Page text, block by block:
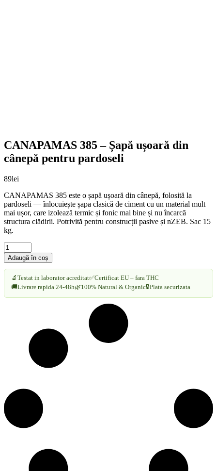
CANAPAMAS 385 – Șapă ușoară din
cânepă pentru pardoseli
89lei
CANAPAMAS 385 este o șapă ușoară din cânepă, folosită la
pardoseli — înlocuiește șapa clasică de ciment cu un material mult
mai ușor, care izolează termic și fonic mai bine și nu încarcă
structura clădirii. Potrivită pentru construcții pasive și nZEB. Sac 15
kg.
CANAPAMAS
385
-
Șapă
ușoară
din
cânepă
Adaugă în coș
🔬 Testat in laborator acreditat✅Certificat EU – fara THC
🚚Livrare rapida 24-48h🌿100% Natural & Organic🔒Plata securizata